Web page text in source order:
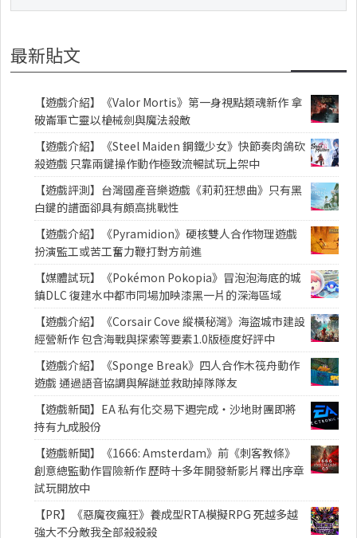
最新貼文
【遊戲介紹】《Valor Mortis》第一身視點類魂新作 拿
破崙軍亡靈以槍械劍與魔法殺敵
【遊戲介紹】《Steel Maiden 鋼鐵少女》快節奏肉鴿砍
殺遊戲 只靠兩鍵操作動作極致流暢試玩上架中
【遊戲評測】台灣國產音樂遊戲《莉莉狂想曲》只有黑
白鍵的譜面卻具有頗高挑戰性
【遊戲介紹】《Pyramidion》硬核雙人合作物理遊戲
扮演監工或苦工奮力鞭打對方前進
【媒體試玩】《Pokémon Pokopia》冒泡泡海底的城
鎮DLC 復建水中都市同場加映漆黑一片的深海區域
【遊戲介紹】《Corsair Cove 縱橫秘灣》海盜城市建設
經營新作 包含海戰與探索等要素1.0版極度好評中
【遊戲介紹】《Sponge Break》四人合作木筏舟動作
遊戲 通過語音協調與解謎並救助掉隊隊友
【遊戲新聞】EA 私有化交易下週完成・沙地財團即將
持有九成股份
【遊戲新聞】《1666: Amsterdam》前《刺客教條》
創意總監動作冒險新作 歷時十多年開發新影片釋出序章
試玩開放中
【PR】《惡魔夜瘋狂》養成型RTA模擬RPG 死越多越
強大不分敵我全部殺殺殺